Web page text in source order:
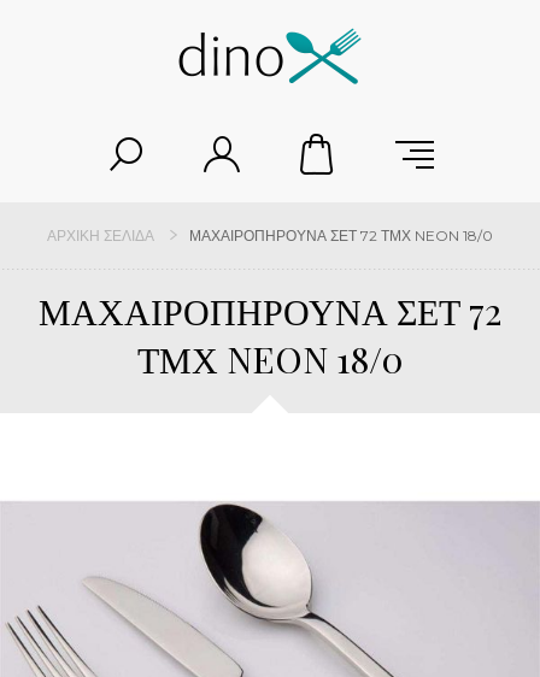
ΑΡΧΙΚΉ ΣΕΛΊΔΑ ΜΑΧΑΙΡΟΠΗΡΟΥΝΑ ΣΕΤ 72 ΤΜΧ NEON 18/0
ΜΑΧΑΙΡΟΠΗΡΟΥΝΑ ΣΕΤ 72
ΤΜΧ NEON 18/0